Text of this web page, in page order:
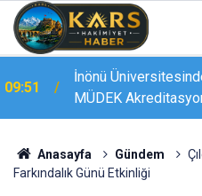
09:51
İnönü
MÜDEK
09:46
Erzurum’da
kaybı
Anasayfa Gündem
Farkındalık Günü Etkinliği